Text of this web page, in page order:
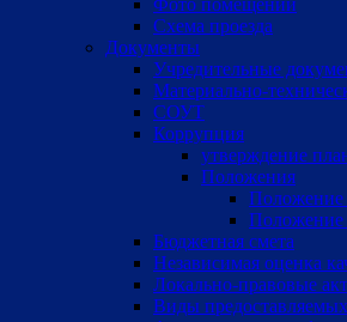
Схема проезда
Документы
Учредительные
Материально-
СОУТ
Коррупция
утверждение
Положения
Положение
Положение
Бюджетная смета
Независимая оценка
Локально-правовые
Виды